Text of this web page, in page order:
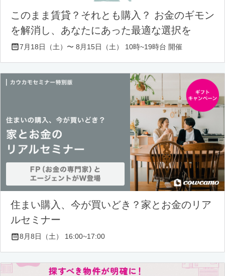
このまま賃貸？それとも購入？ お金のギモン
を解消し、あなたにあった最適な選択を
7月18日（土）〜 8月15日（土） 10時~19時台 開催
住まい購入、今が買いどき？家とお金のリア
ルセミナー
8月8日（土） 16:00~17:00